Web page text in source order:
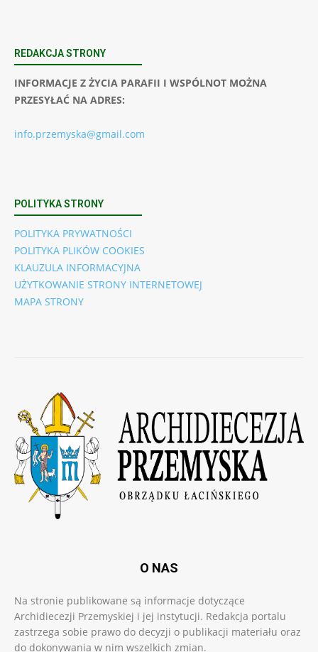
REDAKCJA STRONY
INFORMACJE Z ŻYCIA PARAFII I WSPÓLNOT MOŻNA
PRZESYŁAĆ NA ADRES:
info.przemyska@gmail.com
POLITYKA STRONY
POLITYKA PRYWATNOŚCI
POLITYKA PLIKÓW COOKIES
KLAUZULA INFORMACYJNA
UŻYTKOWANIE STRONY INTERNETOWEJ
MAPA STRONY
O NAS
Na stronie publikowane są informacje dotyczące
Archidiecezji Przemyskiej i jej instytucji. Redakcja portalu
zastrzega sobie prawo do decyzji o publikacji materiału oraz
do dokonywania w nim wszelkich zmian.